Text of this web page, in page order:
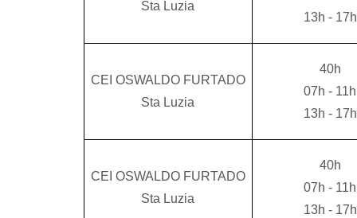
Sta Luzia
13h - 17h
CEI OSWALDO FURTADO
Sta Luzia
40h
07h - 11h
13h - 17h
CEI OSWALDO FURTADO
Sta Luzia
40h
07h - 11h
13h - 17h